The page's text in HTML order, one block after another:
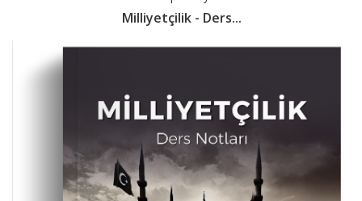
Milliyetçilik - Ders...